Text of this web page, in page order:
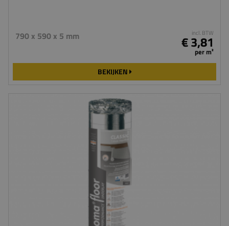
790 x 590 x 5 mm incl. BTW
€ 3,81
per m²
BEKIJKEN